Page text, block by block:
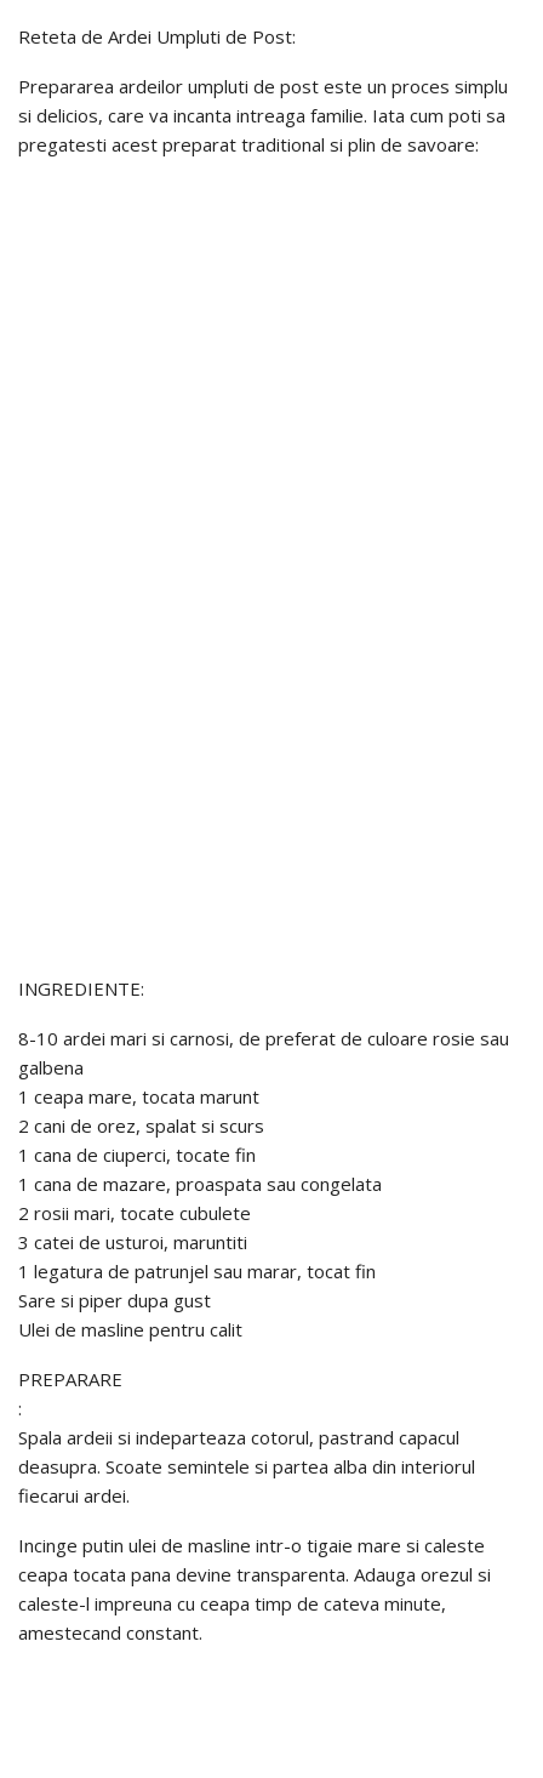
Reteta de Ardei Umpluti de Post:
Prepararea ardeilor umpluti de post este un proces simplu
si delicios, care va incanta intreaga familie. Iata cum poti sa
pregatesti acest preparat traditional si plin de savoare:
INGREDIENTE:
8-10 ardei mari si carnosi, de preferat de culoare rosie sau
galbena
1 ceapa mare, tocata marunt
2 cani de orez, spalat si scurs
1 cana de ciuperci, tocate fin
1 cana de mazare, proaspata sau congelata
2 rosii mari, tocate cubulete
3 catei de usturoi, maruntiti
1 legatura de patrunjel sau marar, tocat fin
Sare si piper dupa gust
Ulei de masline pentru calit
PREPARARE
:
Spala ardeii si indeparteaza cotorul, pastrand capacul
deasupra. Scoate semintele si partea alba din interiorul
fiecarui ardei.
Incinge putin ulei de masline intr-o tigaie mare si caleste
ceapa tocata pana devine transparenta. Adauga orezul si
caleste-l impreuna cu ceapa timp de cateva minute,
amestecand constant.